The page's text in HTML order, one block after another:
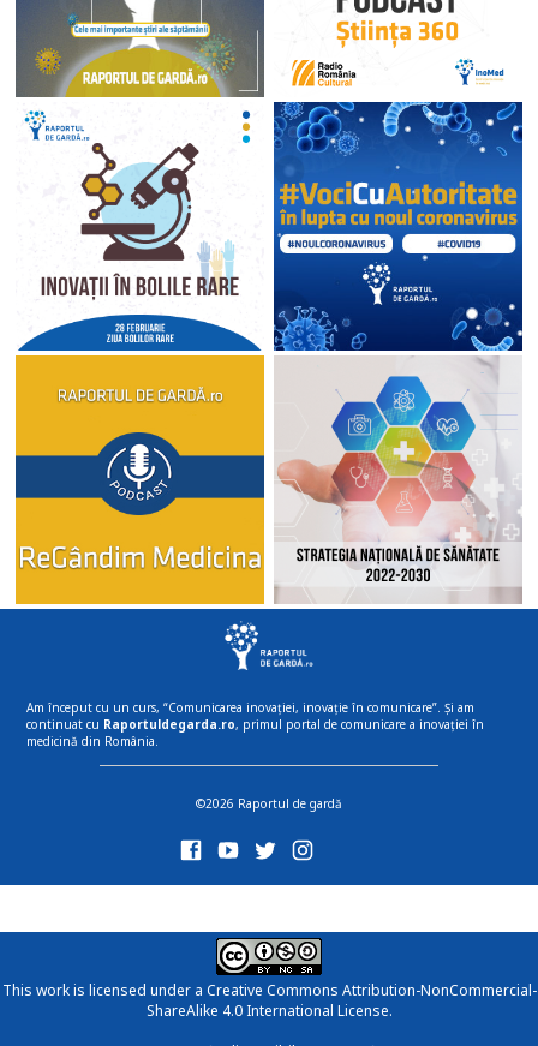
Am început cu un curs, “Comunicarea inovației, inovație în comunicare”. Și am
continuat cu Raportuldegarda.ro, primul portal de comunicare a inovației în
medicină din România.
©2026 Raportul de gardă
This work is licensed under a Creative Commons Attribution-NonCommercial-
ShareAlike 4.0 International License.